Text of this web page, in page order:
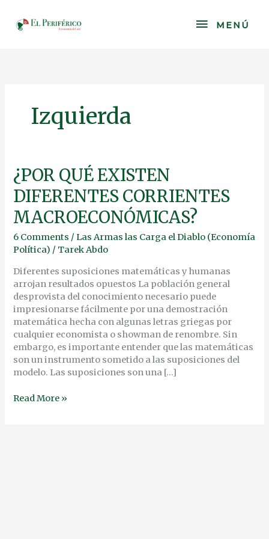
content
MENÚ
MENÚ
Izquierda
¿POR QUÉ EXISTEN
DIFERENTES CORRIENTES
MACROECONÓMICAS?
6 Comments /Las Armas las Carga el Diablo (Economía
Política) / Tarek Abdo
Diferentes suposiciones matemáticas y humanas
arrojan resultados opuestos La población general
desprovista del conocimiento necesario puede
impresionarse fácilmente por una demostración
matemática hecha con algunas letras griegas por
cualquier economista o showman de renombre. Sin
embargo, es importante entender que las matemáticas
son un instrumento sometido a las suposiciones del
modelo. Las suposiciones son una […]
¿POR
QUÉ
EXISTEN
DIFERENTES
CORRIENTES
MACROECONÓMICAS?
Read More »